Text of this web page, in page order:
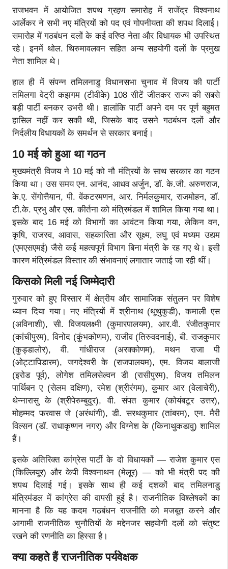
राजभवन में आयोजित शपथ ग्रहण समारोह में राजेंद्र विश्वनाथ
आर्लेकर ने सभी नए मंत्रियों को पद एवं गोपनीयता की शपथ दिलाई।
समारोह में गठबंधन दलों के कई वरिष्ठ नेता और विधायक भी उपस्थित
रहे। इनमें थोल. थिरुमावलवन सहित अन्य सहयोगी दलों के प्रमुख
नेता शामिल थे।
हाल ही में संपन्न तमिलनाडु विधानसभा चुनाव में विजय की पार्टी
तमिलगा वेट्री कझगम (टीवीके) 108 सीटें जीतकर राज्य की सबसे
बड़ी पार्टी बनकर उभरी थी। हालांकि पार्टी अपने दम पर पूर्ण बहुमत
हासिल नहीं कर सकी थी, जिसके बाद उसने गठबंधन दलों और
निर्दलीय विधायकों के समर्थन से सरकार बनाई।
10 मई को हुआ था गठन
मुख्यमंत्री विजय ने 10 मई को नौ मंत्रियों के साथ सरकार का गठन
किया था। उस समय एन. आनंद, आधव अर्जुन, डॉ. के.जी. अरुणराज,
के.ए. सेंगोत्तैयान, पी. वेंकटरमणन, आर. निर्मलकुमार, राजमोहन, डॉ.
टी.के. प्रभु और एस. कीर्तना को मंत्रिमंडल में शामिल किया गया था।
इसके बाद 16 मई को विभागों का आवंटन किया गया, लेकिन वन,
कृषि, राजस्व, आवास, सहकारिता और सूक्ष्म, लघु एवं मध्यम उद्यम
(एमएसएमई) जैसे कई महत्वपूर्ण विभाग बिना मंत्री के रह गए थे। इसी
कारण मंत्रिमंडल विस्तार की संभावनाएं लगातार जताई जा रही थीं।
किसको मिली नई जिम्मेदारी
गुरुवार को हुए विस्तार में क्षेत्रीय और सामाजिक संतुलन पर विशेष
ध्यान दिया गया। नए मंत्रियों में श्रीनाथ (थूथुकुडी), कमाली एस
(अविनाशी), सी. विजयलक्ष्मी (कुमारपालयम), आर.वी. रंजीतकुमार
(कांचीपुरम), विनोद (कुंभकोणम), राजीव (तिरुवदनाई), बी. राजकुमार
(कुड्डालोर), वी. गांधीराज (अरक्कोणम), मथन राजा पी
(ओट्टापिडारम), जगदेश्वरी के (राजपालयम), एम. विजय बालाजी
(इरोड पूर्व), लोगेश तमिलसेल्वन डी (रासीपुरम), विजय तमिलन
पार्थिबन ए (सेलम दक्षिण), रमेश (श्रीरंगम), कुमार आर (वेलाचेरी),
थेन्नारासु के (श्रीपेरुम्बुदूर), वी. संपत कुमार (कोयंबटूर उत्तर),
मोहम्मद फरवास जे (अरंथांगी), डी. सरथकुमार (तांबरम), एन. मैरी
विल्सन (डॉ. राधाकृष्णन नगर) और विग्नेश के (किनाथुकडावु) शामिल
हैं।
इसके अतिरिक्त कांग्रेस पार्टी के दो विधायकों — राजेश कुमार एस
(किल्लियूर) और केपी विश्वनाथन (मेलूर) — को भी मंत्री पद की
शपथ दिलाई गई। इसके साथ ही कई दशकों बाद तमिलनाडु
मंत्रिमंडल में कांग्रेस की वापसी हुई है। राजनीतिक विश्लेषकों का
मानना है कि यह कदम गठबंधन राजनीति को मजबूत करने और
आगामी राजनीतिक चुनौतियों के मद्देनजर सहयोगी दलों को संतुष्ट
रखने की रणनीति का हिस्सा है।
क्या कहते हैं राजनीतिक पर्यवेक्षक